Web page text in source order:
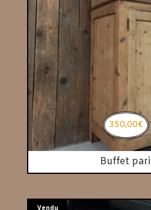
Buffet
350,00€
Vendu